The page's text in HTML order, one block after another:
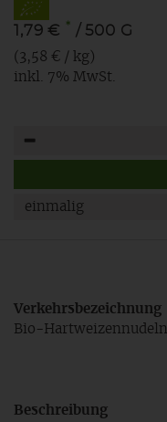
1,79 € * / 500 G
(3,58 € / kg)
inkl. 7% MwSt.
Verkehrsbezeichnung
Bio-Hartweizennudeln
Beschreibung